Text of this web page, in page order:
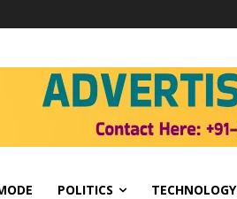
POLITICS TECHNOLOGY